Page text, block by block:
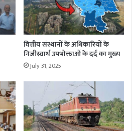
वित्तीय संस्थानों के अधिकारियों के
निजीस्वार्थ उपभोक्ताओं के दर्द का मुख्य
July 31, 2025